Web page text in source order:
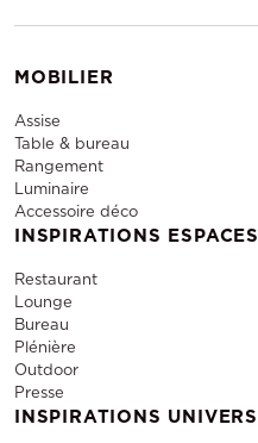
MOBILIER
Assise
Table & bureau
Rangement
Luminaire
Accessoire déco
INSPIRATIONS ESPACES
Restaurant
Lounge
Bureau
Plénière
Outdoor
Presse
INSPIRATIONS UNIVERS